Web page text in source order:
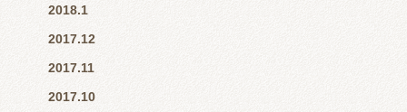
2018.1
2017.12
2017.11
2017.10